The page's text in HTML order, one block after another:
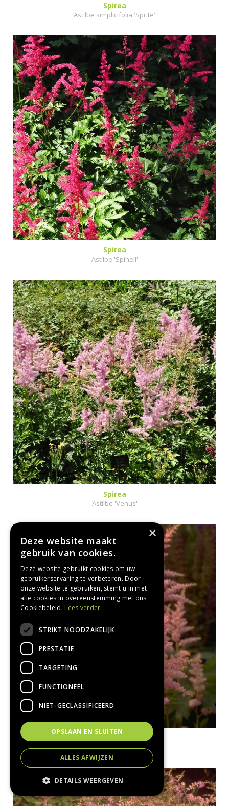
Spirea
Astilbe simplicifolia 'Sprite'
Spirea
Astilbe 'Spinell'
Spirea
Astilbe 'Venus'
Astilbe 'Bressingham Beauty'
×
Deze website maakt
gebruik van cookies.
Deze website gebruikt cookies om uw
gebruikerservaring te verbeteren. Door
onze website te gebruiken, stemt u in met
alle cookies in overeenstemming met ons
Cookiebeleid. Lees verder
STRIKT NOODZAKELIJK
PRESTATIE
TARGETING
FUNCTIONEEL
NIET-GECLASSIFICEERD
OPSLAAN EN SLUITEN
ALLES AFWIJZEN
DETAILS WEERGEVEN